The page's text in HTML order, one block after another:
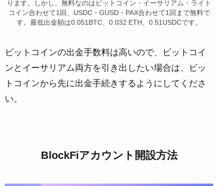
ります。しかし、無料なのはビットコイン・イーサリアム・ライト
コイン合わせて1回、 USDC・GUSD・PAX合わせて1回 まで無料で
す。最低出金額は0.051BTC、0.032 ETH、0.51USDCです。
ビットコインの出金手数料は高いので、ビットコイ
ンとイーサリアム両方を引き出したい場合は、ビッ
トコインから先に出金手続きするようにしてくださ
い。
BlockFiアカウント開設方法